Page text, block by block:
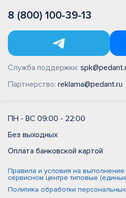
8 (800) 100-39-13
Служба поддержки:
Партнерство: reklama@pedant.ru
ПН - ВС 09:00 - 22:00
Без выходных
Оплата банковской картой
Правила и условия на выполнение
сервисном центре типовые
Политика обработки